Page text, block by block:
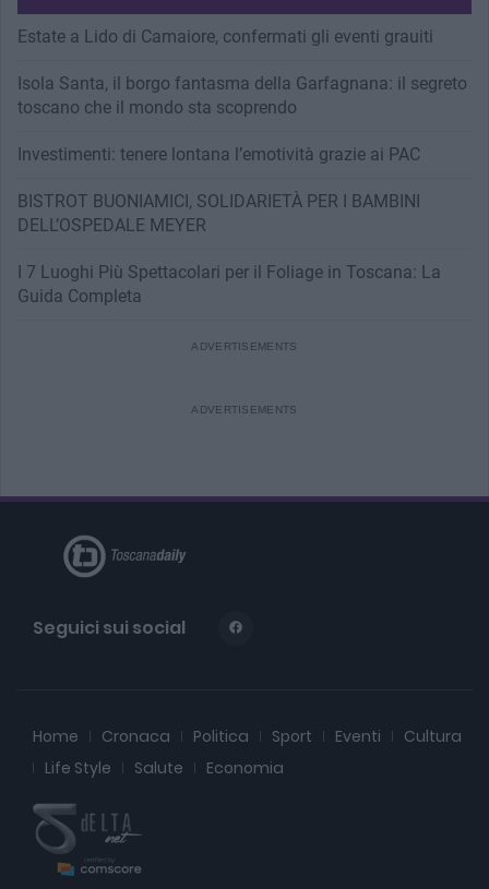
Estate a Lido di Camaiore, confermati gli eventi grauiti
Isola Santa, il borgo fantasma della Garfagnana: il segreto
toscano che il mondo sta scoprendo
Investimenti: tenere lontana l’emotività grazie ai PAC
BISTROT BUONIAMICI, SOLIDARIETÀ PER I BAMBINI
DELL’OSPEDALE MEYER
I 7 Luoghi Più Spettacolari per il Foliage in Toscana: La
Guida Completa
Seguici sui social
Home Cronaca Politica Sport Eventi
Cultura
Life Style
Salute Economia